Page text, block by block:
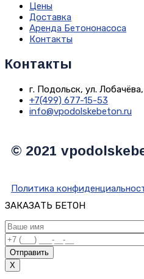
Цены
Доставка
Аренда Бетононасоса
Контакты
Контакты
г. Подольск, ул.
+7(499) 677-15-53
info@vpodolskebeton.ru
© 2021
Политика
ЗАКАЗАТЬ БЕТОН
Отправить
X